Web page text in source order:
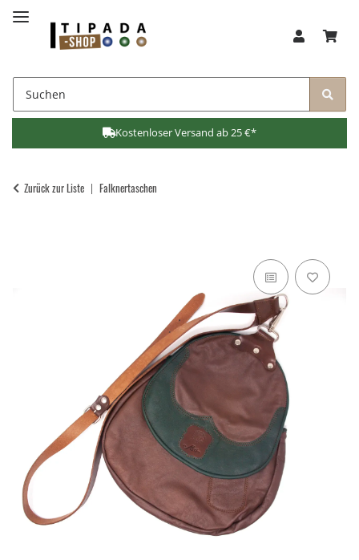
Kostenloser Versand ab 25 €*
Zurück zur Liste Falknertaschen